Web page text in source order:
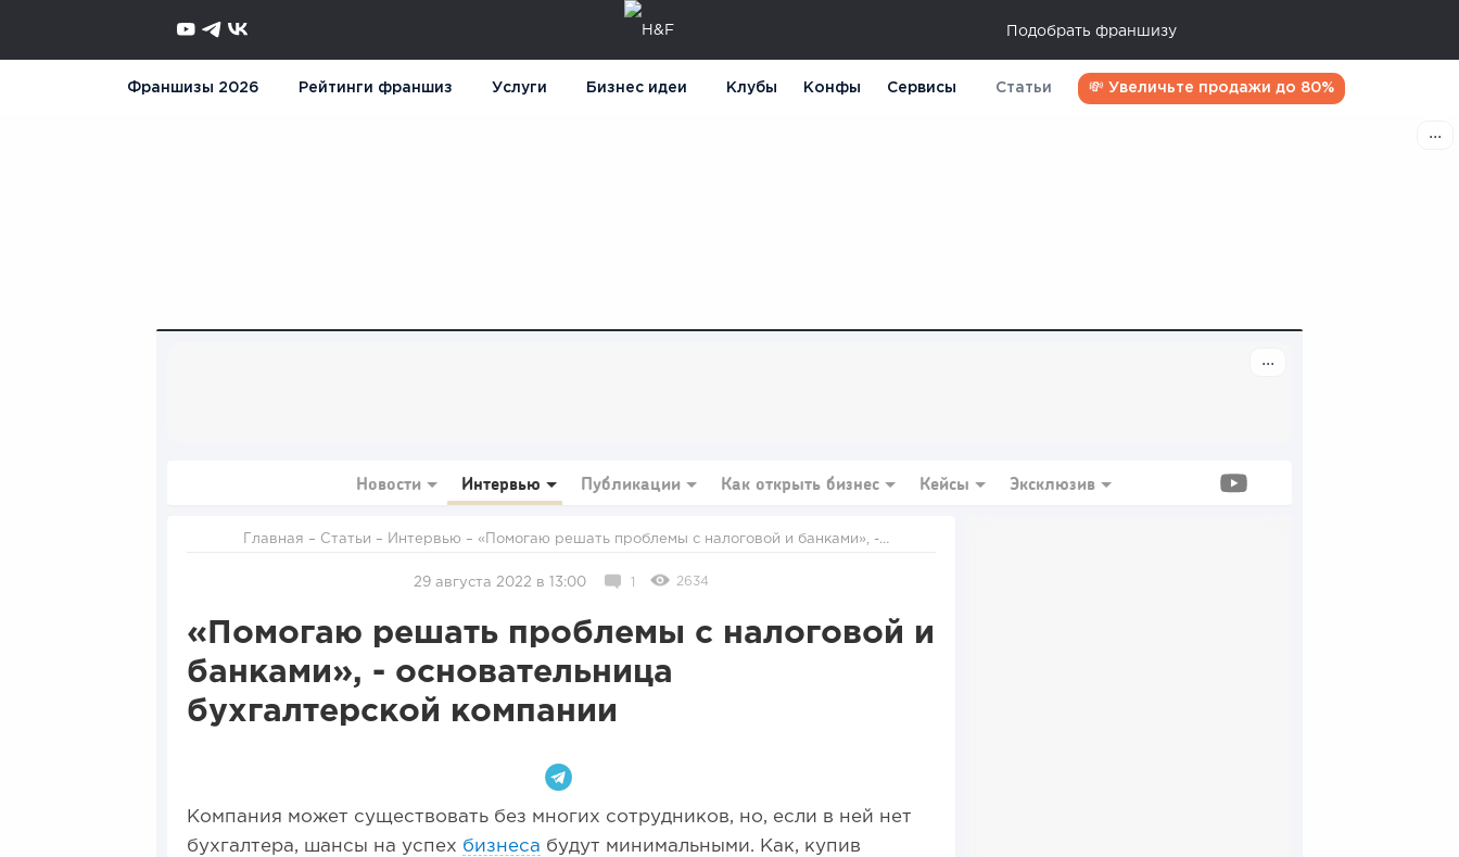
Подобрать франшизу
Франшизы 2026 Рейтинги франшиз Услуги Бизнес идеи Клубы Конфы Сервисы Статьи 💸 Увеличьте продажи до 80%
Новости Интервью Публикации Как открыть бизнес Кейсы Эксклюзив
Главная – Статьи – Интервью
29 августа 2022 в 13:00
2634
«Помогаю решать проблемы с налоговой и
банками», - основательница
бухгалтерской компании
Компания может существовать без многих сотрудников, но, если в ней нет
бухгалтера, шансы на успех бизнеса будут минимальными. Как, купив